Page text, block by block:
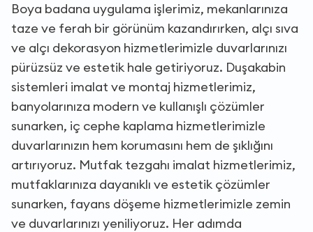
Boya badana uygulama işlerimiz, mekanlarınıza
taze ve ferah bir görünüm kazandırırken, alçı sıva
ve alçı dekorasyon hizmetlerimizle duvarlarınızı
pürüzsüz ve estetik hale getiriyoruz. Duşakabin
sistemleri imalat ve montaj hizmetlerimiz,
banyolarınıza modern ve kullanışlı çözümler
sunarken, iç cephe kaplama hizmetlerimizle
duvarlarınızın hem korumasını hem de şıklığını
artırıyoruz. Mutfak tezgahı imalat hizmetlerimiz,
mutfaklarınıza dayanıklı ve estetik çözümler
sunarken, fayans döşeme hizmetlerimizle zemin
ve duvarlarınızı yeniliyoruz. Her adımda